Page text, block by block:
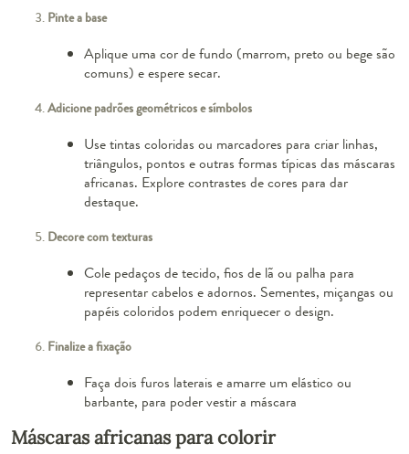
Pinte a base
Aplique uma cor de fundo (marrom, preto ou bege são
comuns) e espere secar.
Adicione padrões geométricos e símbolos
Use tintas coloridas ou marcadores para criar linhas,
triângulos, pontos e outras formas típicas das máscaras
africanas. Explore contrastes de cores para dar
destaque.
Decore com texturas
Cole pedaços de tecido, fios de lã ou palha para
representar cabelos e adornos. Sementes, miçangas ou
papéis coloridos podem enriquecer o design.
Finalize a fixação
Faça dois furos laterais e amarre um elástico ou
barbante, para poder vestir a máscara
Máscaras africanas para colorir